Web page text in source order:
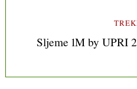
Sljeme 1M by UPRI